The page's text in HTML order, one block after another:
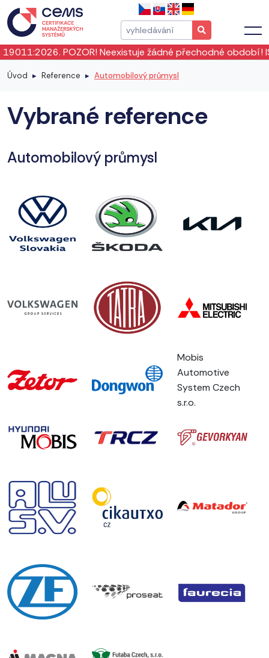
POZOR! Neexistuje žádné přechodné období!
Úvod Reference Automobilový průmysl
Vybrané reference
Automobilový průmysl
Mobis
Automotive
System Czech
s.r.o.